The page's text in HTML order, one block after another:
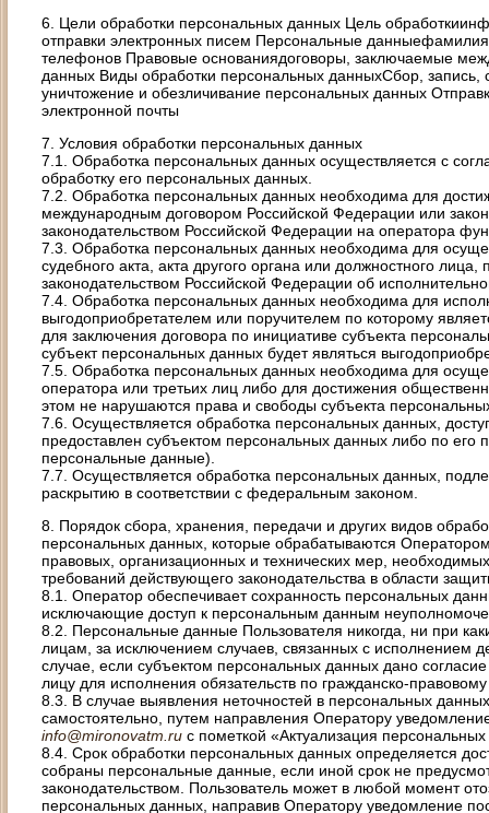
6. Цели обработки персональных данных Цель
отправки электронных писем Персональные
телефонов Правовые основаниядоговоры, заключаемые
данных Виды обработки персональных данныхСбор, запись,
уничтожение и обезличивание персональных данных
электронной почты
7. Условия обработки персональных данных
7.1. Обработка персональных данных осуществляется с
обработку его персональных данных.
7.2. Обработка персональных данных необходима для
международным договором Российской Федерации или
законодательством Российской Федерации на оператора
7.3. Обработка персональных данных необходима для
судебного акта, акта другого органа или должностного
законодательством Российской Федерации об
7.4. Обработка персональных данных необходима для
выгодоприобретателем или поручителем по которому
для заключения договора по инициативе субъекта
субъект персональных данных будет являться
7.5. Обработка персональных данных необходима для
оператора или третьих лиц либо для достижения
этом не нарушаются права и свободы субъекта
7.6. Осуществляется обработка персональных данных,
предоставлен субъектом персональных данных либо по
персональные данные).
7.7. Осуществляется обработка персональных данных,
раскрытию в соответствии с федеральным законом.
8. Порядок сбора, хранения, передачи и других видов
персональных данных, которые обрабатываются
правовых, организационных и технических мер,
требований действующего законодательства в области
8.1. Оператор обеспечивает сохранность персональных
исключающие доступ к персональным данным
8.2. Персональные данные Пользователя никогда, ни при
лицам, за исключением случаев, связанных с исполнением
случае, если субъектом персональных данных дано
лицу для исполнения обязательств по гражданско-правовому
8.3. В случае выявления неточностей в персональных
самостоятельно, путем направления Оператору
info@mironovatm.ru с пометкой «Актуализация
8.4. Срок обработки персональных данных определяется
собраны персональные данные, если иной срок не
законодательством. Пользователь может в любой момент
персональных данных, направив Оператору уведомление